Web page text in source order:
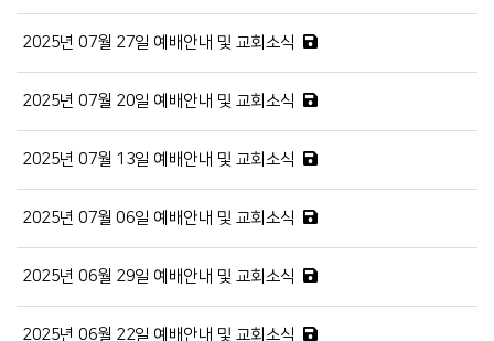
2025년 07월 27일 예배안내 및 교회소식
2025년 07월 20일 예배안내 및 교회소식
2025년 07월 13일 예배안내 및 교회소식
2025년 07월 06일 예배안내 및 교회소식
2025년 06월 29일 예배안내 및 교회소식
2025년 06월 22일 예배안내 및 교회소식